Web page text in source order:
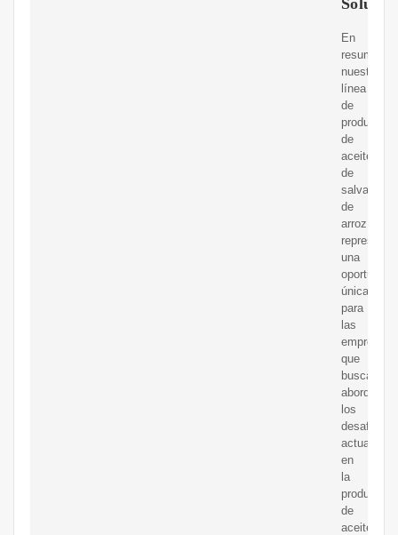
En
resumen,
nuestra
línea
de
producción
de
aceite
de
salvado
de
arroz
representa
una
única
para
las
empresas
que
buscan
abordar
los
desafíos
actuales
en
la
producción
de
aceites.